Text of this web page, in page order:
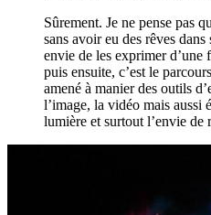
Sûrement. Je ne pense pas
sans avoir eu des rêves
envie de les exprimer d’une
puis ensuite, c’est le
amené à manier des outils
l’image, la vidéo mais aussi
lumière et surtout l’envie de